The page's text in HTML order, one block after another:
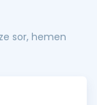
sor, hemen